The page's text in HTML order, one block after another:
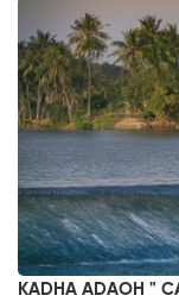
KADHA ADAOH "